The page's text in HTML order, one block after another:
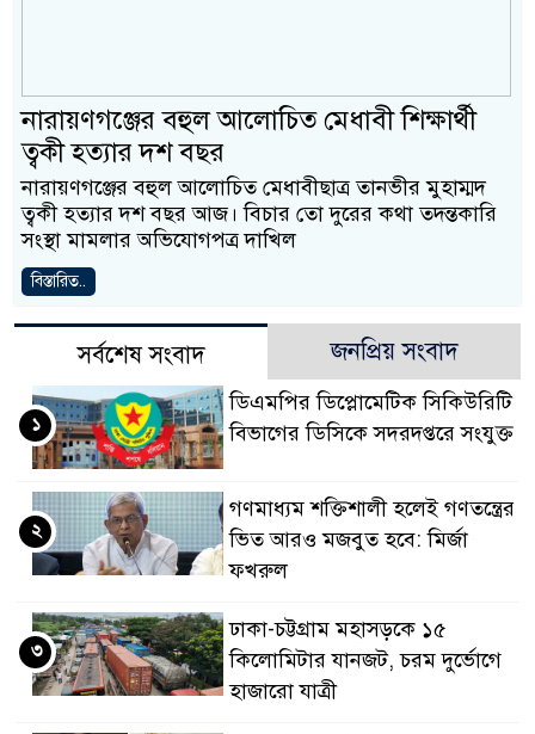
নারায়ণগঞ্জের বহুল আলোচিত মেধাবী শিক্ষার্থী
ত্বকী হত্যার দশ বছর
নারায়ণগঞ্জের বহুল আলোচিত মেধাবীছাত্র তানভীর মুহাম্মদ
ত্বকী হত্যার দশ বছর আজ। বিচার তো দুরের কথা তদন্তকারি
সংস্থা মামলার অভিযোগপত্র দাখিল
বিস্তারিত..
সর্বশেষ সংবাদ জনপ্রিয় সংবাদ
ডিএমপির ডিপ্লোমেটিক সিকিউরিটি
বিভাগের ডিসিকে সদরদপ্তরে সংযুক্ত
১
গণমাধ্যম শক্তিশালী হলেই গণতন্ত্রের
ভিত আরও মজবুত হবে: মির্জা
ফখরুল
২
ঢাকা-চট্টগ্রাম মহাসড়কে ১৫
কিলোমিটার যানজট, চরম দুর্ভোগে
হাজারো যাত্রী
৩